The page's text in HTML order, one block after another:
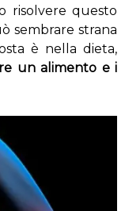
risolvere questo
sembrare strana
è nella dieta,
un alimento e i